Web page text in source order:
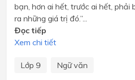
bạn, hơn ai hết, trước ai hết, phải
ra những giá trị đó.”...
Đọc tiếp
Xem chi tiết
Lớp 9 Ngữ văn